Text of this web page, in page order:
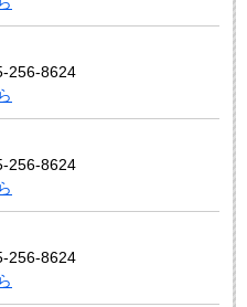
256-8624
256-8624
256-8624